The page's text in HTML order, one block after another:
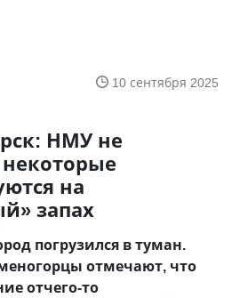
10 сентября 2025
НМУ не
на
запах
погрузился в туман.
отмечают, что
отчего-то